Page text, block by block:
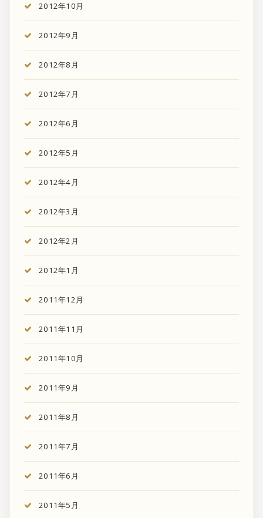
2012年10月
2012年9月
2012年8月
2012年7月
2012年6月
2012年5月
2012年4月
2012年3月
2012年2月
2012年1月
2011年12月
2011年11月
2011年10月
2011年9月
2011年8月
2011年7月
2011年6月
2011年5月